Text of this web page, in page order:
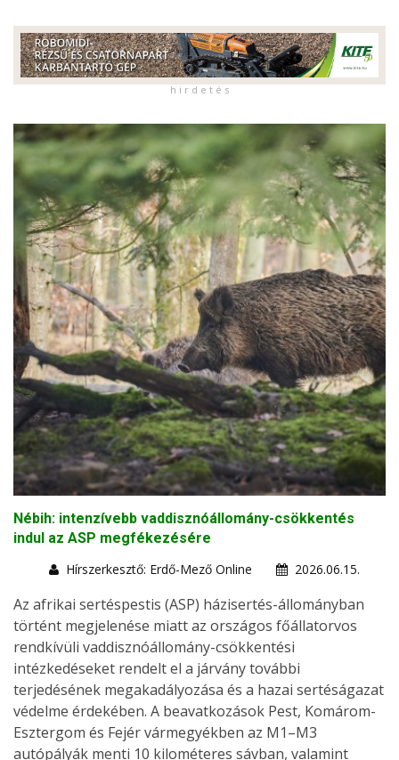
h i r d e t é s
Nébih: intenzívebb vaddisznóállomány-csökkentés
indul az ASP megfékezésére
Hírszerkesztő: Erdő-Mező Online
2026.06.15.
Az afrikai sertéspestis (ASP) házisertés-állományban
történt megjelenése miatt az országos főállatorvos
rendkívüli vaddisznóállomány-csökkentési
intézkedéseket rendelt el a járvány további
terjedésének megakadályozása és a hazai sertéságazat
védelme érdekében. A beavatkozások Pest, Komárom-
Esztergom és Fejér vármegyékben az M1–M3
autópályák menti 10 kilométeres sávban, valamint